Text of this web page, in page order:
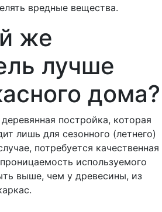
вредные вещества.
же
лучше
дома?
постройка, которая
лишь для сезонного (летнего)
потребуется качественная
используемого
выше, чем у древесины, из